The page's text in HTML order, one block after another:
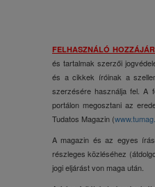
FELHASZNÁLÓ
és tartalmak szerzői
és a cikkek íróinak a
szerzésére használja fel. A
portálon megosztani az
Tudatos Magazin (
A magazin és az egyes
részleges közléséhez
jogi eljárást von maga után.